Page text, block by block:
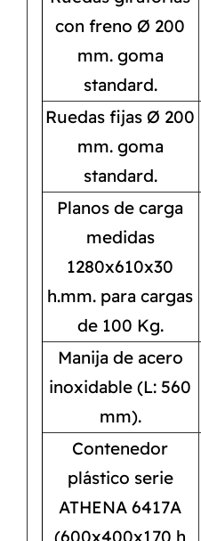
con freno Ø 200
mm. goma
standard.
Ruedas fijas Ø 200
mm. goma
standard.
Planos de carga
medidas
1280x610x30
h.mm. para cargas
de 100 Kg.
Manija de acero
inoxidable (L: 560
mm).
Contenedor
plástico serie
ATHENA 6417A